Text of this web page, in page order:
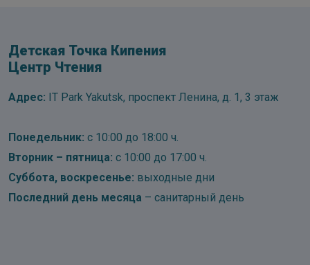
Детская Точка Кипения
Центр Чтения
Адрес: IT Park Yakutsk, проспект Ленина, д. 1, 3 этаж
Понедельник: с 10:00 до 18:00 ч.
Вторник – пятница: с 10:00 до 17:00 ч.
Суббота, воскресенье: выходные дни
Последний день месяца – санитарный день